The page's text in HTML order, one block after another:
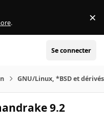
. ×
Se connecter
GNU/Linux, *BSD et
9.2